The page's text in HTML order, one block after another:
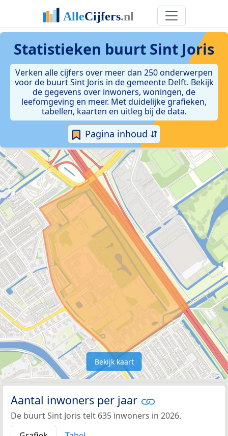
Statistieken buurt Sint Joris
Verken alle cijfers over meer dan 250 onderwerpen
voor de buurt Sint Joris in de gemeente Delft. Bekijk
de gegevens over inwoners, woningen, de
leefomgeving en meer. Met duidelijke grafieken,
tabellen, kaarten en uitleg bij de data.
Pagina inhoud ⇵
Bekijk kaart
Aantal inwoners per jaar
De buurt Sint Joris telt 635 inwoners in 2026.